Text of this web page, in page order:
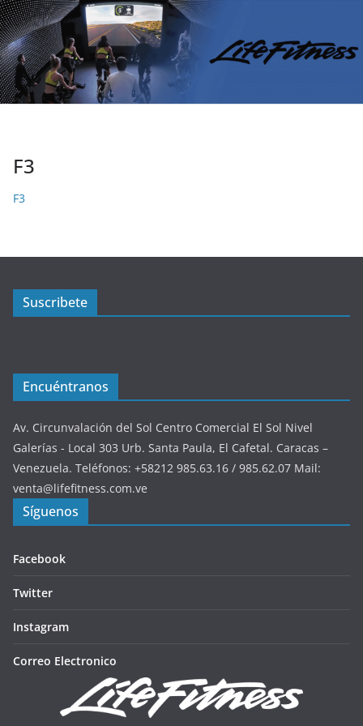
F3
F3
Suscribete
Encuéntranos
Av. Circunvalación del Sol Centro Comercial El Sol Nivel
Galerías - Local 303 Urb. Santa Paula, El Cafetal. Caracas –
Venezuela. Teléfonos: +58212 985.63.16 / 985.62.07 Mail:
venta@lifefitness.com.ve
Síguenos
Facebook
Twitter
Instagram
Correo Electronico